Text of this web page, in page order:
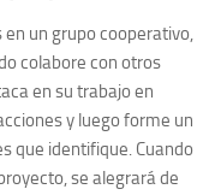
un grupo cooperativo,
colabore con otros
en su trabajo en
y luego forme un
que identifique. Cuando
se alegrará de